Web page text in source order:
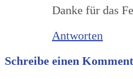
Danke für das
Antworten
Schreibe einen